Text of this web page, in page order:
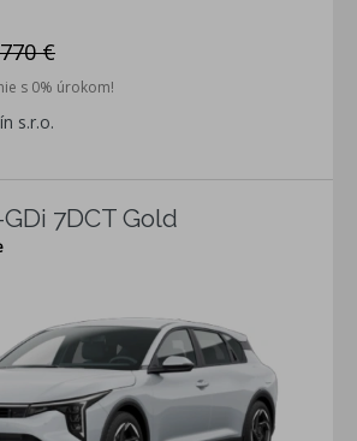
€
s 0% úrokom!
s.r.o.
7DCT Gold